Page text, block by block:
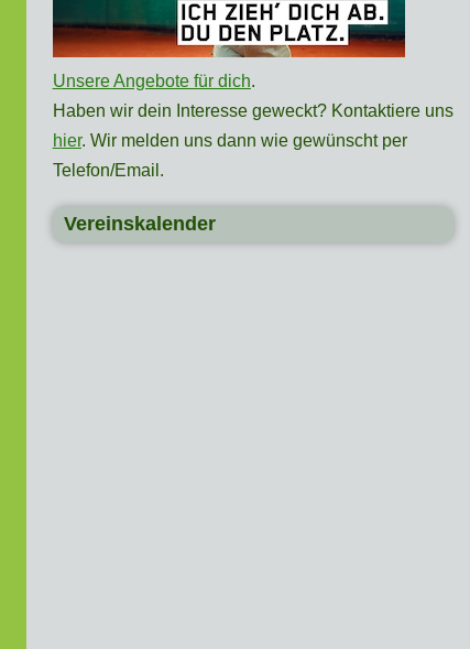
Unsere Angebote für dich.
Haben wir dein Interesse geweckt? Kontaktiere uns
hier. Wir melden uns dann wie gewünscht per
Telefon/Email.
Vereinskalender